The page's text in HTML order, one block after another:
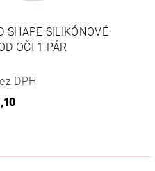
SHAPE SILIKÓNOVÉ
OČI 1 PÁR
DPH